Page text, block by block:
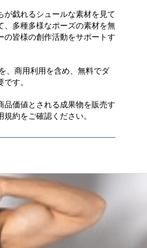
が戯れるシュールな素材を見て
、多種多様なポーズの素材を無
皆様の創作活動をサポートす
、商用利用を含め、無料でダ
す。
品価値とされる成果物を販売す